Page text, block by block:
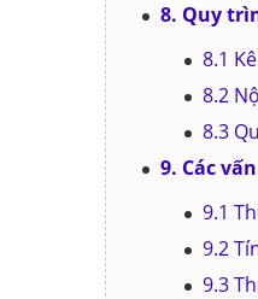
8. Quy
8.1
8.2
8.3
9. Các
9.1
9.2
9.3